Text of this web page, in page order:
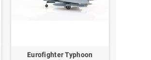
Eurofighter Typhoon